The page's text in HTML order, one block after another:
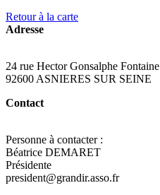
Retour à la carte
Adresse
24 rue Hector Gonsalphe Fontaine
92600 ASNIERES SUR SEINE
Contact
Personne à contacter :
Béatrice DEMARET
Présidente
president@grandir.asso.fr